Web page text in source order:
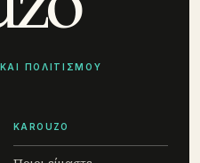
ΠΟΛΙΤΙΣΜΟΥ
KAROUZO